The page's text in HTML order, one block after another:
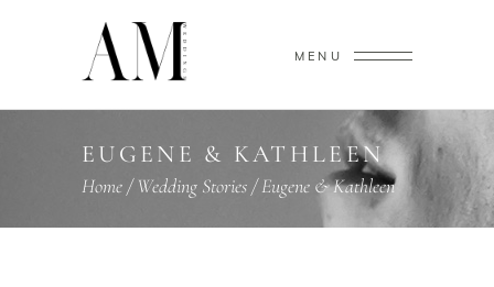
MENU
EUGENE & KATHLEEN
Home/Wedding Stories/Eugene & Kathleen